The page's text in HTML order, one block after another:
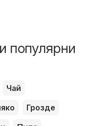
популярни
Чай
Грозде